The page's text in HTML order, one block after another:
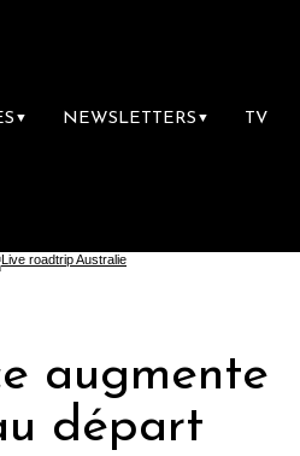
▼ NEWSLETTERS ▼ TV
augmente
départ